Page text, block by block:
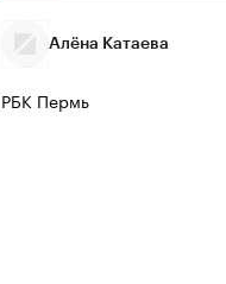
Ознакомьтесь с информацией в
Алёна Катаева
РБК Пермь